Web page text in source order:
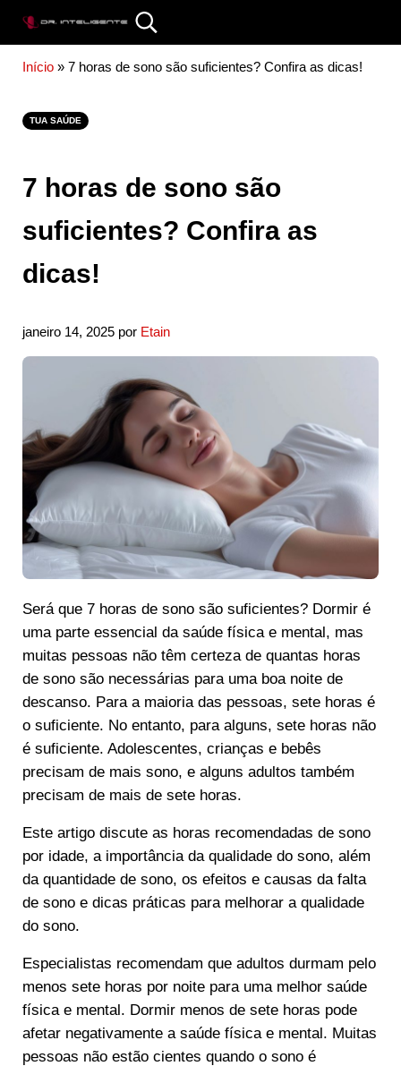
DR. INTELIGENTE
Search...
Início» 7 horas de sono são suficientes? Confira as dicas!
TUA SAÚDE
7 horas de sono são
suficientes? Confira as
dicas!
janeiro 14, 2025 por Etain
Será que 7 horas de sono são suficientes? Dormir é
uma parte essencial da saúde física e mental, mas
muitas pessoas não têm certeza de quantas horas
de sono são necessárias para uma boa noite de
descanso. Para a maioria das pessoas, sete horas é
o suficiente. No entanto, para alguns, sete horas não
é suficiente. Adolescentes, crianças e bebês
precisam de mais sono, e alguns adultos também
precisam de mais de sete horas.
Este artigo discute as horas recomendadas de sono
por idade, a importância da qualidade do sono, além
da quantidade de sono, os efeitos e causas da falta
de sono e dicas práticas para melhorar a qualidade
do sono.
Especialistas recomendam que adultos durmam pelo
menos sete horas por noite para uma melhor saúde
física e mental. Dormir menos de sete horas pode
afetar negativamente a saúde física e mental. Muitas
pessoas não estão cientes quando o sono é